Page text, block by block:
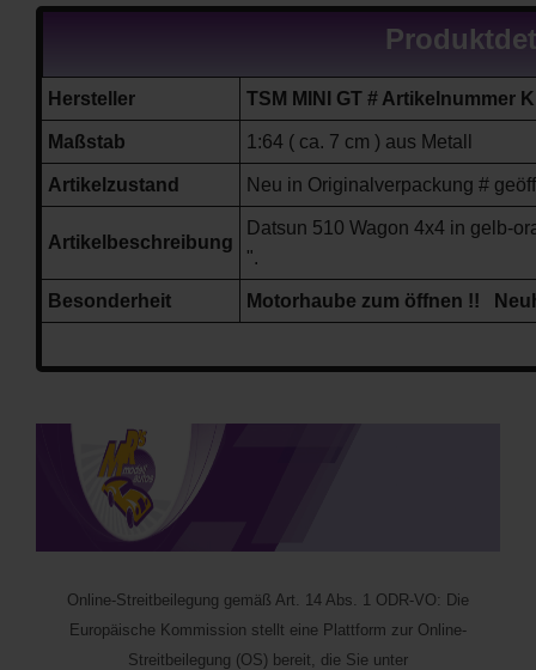
Hersteller TSM MINI GT # Artikelnummer
Maßstab 1:64 ( ca. 7 cm ) aus Metall
Artikelzustand Neu in Originalverpackung #
Artikelbeschreibung
Datsun 510 Wagon 4x4 in gelb-
".
Besonderheit Motorhaube zum öffnen !!
Online-Streitbeilegung gemäß Art. 14 Abs. 1 ODR-VO: Die
Europäische Kommission stellt eine Plattform zur Online-
Streitbeilegung (OS) bereit, die Sie unter